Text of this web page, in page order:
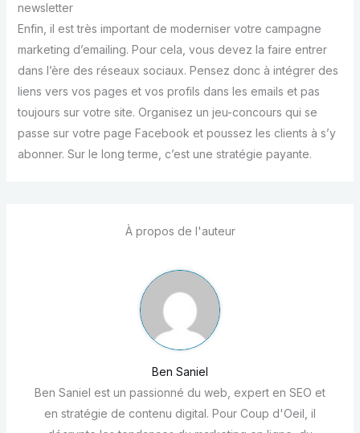
newsletter
Enfin, il est très important de moderniser votre campagne
marketing d’emailing. Pour cela, vous devez la faire entrer
dans l’ère des réseaux sociaux. Pensez donc à intégrer des
liens vers vos pages et vos profils dans les emails et pas
toujours sur votre site. Organisez un jeu-concours qui se
passe sur votre page Facebook et poussez les clients à s’y
abonner. Sur le long terme, c’est une stratégie payante.
À propos de l'auteur
Ben Saniel
Ben Saniel est un passionné du web, expert en SEO et
en stratégie de contenu digital. Pour Coup d'Oeil, il